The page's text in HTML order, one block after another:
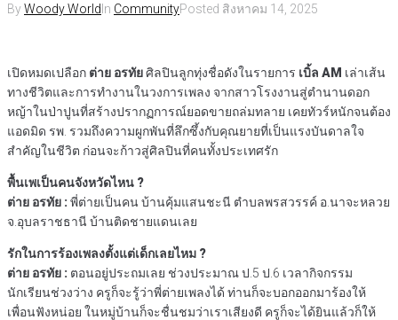
ByWoody World In CommunityPosted สิงหาคม 14, 2025
เปิดหมดเปลือก ต่าย อรทัยศิลปินลูกทุ่งชื่อดังในรายการ เบิ้ล AM เล่าเส้น
ทางชีวิตและการทำงานในวงการเพลง จากสาวโรงงานสู่ตำนานดอก
หญ้าในป่าปูนที่สร้างปรากฏการณ์ยอดขายถล่มทลาย เคยทัวร์หนักจนต้อง
แอดมิด รพ. รวมถึงความผูกพันที่ลึกซึ้งกับคุณยายที่เป็นแรงบันดาลใจ
สำคัญในชีวิต ก่อนจะก้าวสู่ศิลปินที่คนทั้งประเทศรัก
พื้นเพเป็นคนจังหวัดไหน ?
ต่าย อรทัย :พี่ต่ายเป็นคน บ้านคุ้มแสนชะนี ตำบลพรสวรรค์ อ.นาจะหลวย
จ.อุบลราชธานี บ้านติดชายแดนเลย
รักในการร้องเพลงตั้งแต่เด็กเลยไหม ?
ต่าย อรทัย : ตอนอยู่ประถมเลย ช่วงประมาณ ป.5 ป.6 เวลากิจกรรม
นักเรียนช่วงว่าง ครูก็จะรู้ว่าพี่ต่ายเพลงได้ ท่านก็จะบอกออกมาร้องให้
เพื่อนฟังหน่อย ในหมู่บ้านก็จะชื่นชมว่าเราเสียงดี ครูก็จะได้ยินแล้วก็ให้